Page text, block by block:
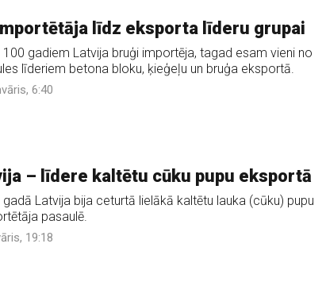
līdz eksporta līderu grupai
100 gadiem Latvija bruģi importēja, tagad esam vieni no
līderiem betona bloku, ķieģeļu un bruģa eksportā.
6:40
– līdere kaltētu cūku pupu eksportā
gadā Latvija bija ceturtā lielākā kaltētu lauka (cūku) pupu
pasaulē.
19:18